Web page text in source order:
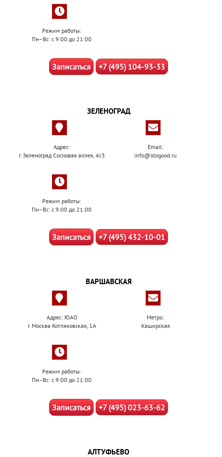
Режим работы:
Пн–Вс: с 9:00 до 21:00
Записаться +7 (495) 104-93-33
ЗЕЛЕНОГРАД
Адрес:
г. Зеленоград Сосновая аллея, 4с3
Email:
info@stogood.ru
Режим работы:
Пн–Вс: с 9:00 до 21:00
Записаться +7 (495) 432-10-01
ВАРШАВСКАЯ
Адрес: ЮАО
г. Москва Котляковская, 1А
Метро:
Каширская
Режим работы:
Пн–Вс: с 9:00 до 21:00
Записаться +7 (495) 023-63-62
АЛТУФЬЕВО